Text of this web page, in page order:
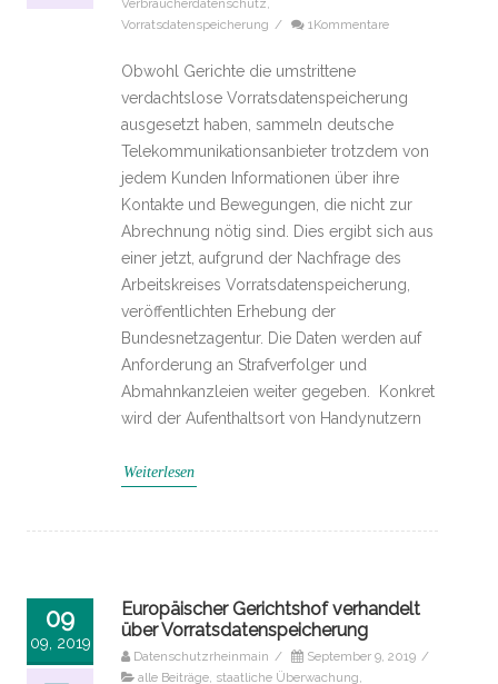
Verbraucherdatenschutz,
Vorratsdatenspeicherung / 1Kommentare
Obwohl Gerichte die umstrittene
verdachtslose Vorratsdatenspeicherung
ausgesetzt haben, sammeln deutsche
Telekommunikationsanbieter trotzdem von
jedem Kunden Informationen über ihre
Kontakte und Bewegungen, die nicht zur
Abrechnung nötig sind. Dies ergibt sich aus
einer jetzt, aufgrund der Nachfrage des
Arbeitskreises Vorratsdatenspeicherung,
veröffentlichten Erhebung der
Bundesnetzagentur. Die Daten werden auf
Anforderung an Strafverfolger und
Abmahnkanzleien weiter gegeben. Konkret
wird der Aufenthaltsort von Handynutzern
Weiterlesen
09
09, 2019
Europäischer Gerichtshof verhandelt
über Vorratsdatenspeicherung
Datenschutzrheinmain / September 9, 2019 /
alle Beiträge, staatliche Überwachung,